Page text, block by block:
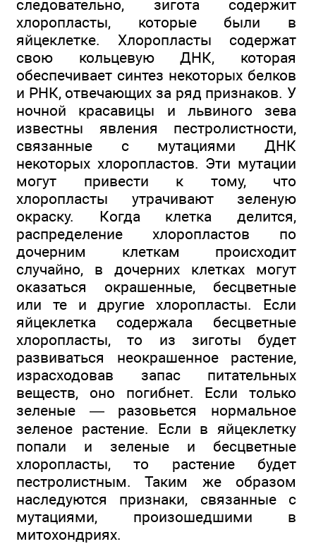
следовательно, зигота содержит
хлоропласты, которые были в
яйцеклетке. Хлоропласты содержат
свою кольцевую ДНК, которая
обеспечивает синтез некоторых белков
и РНК, отвечающих за ряд признаков. У
ночной красавицы и львиного зева
известны явления пестролистности,
связанные с мутациями ДНК
некоторых хлоропластов. Эти мутации
могут привести к тому, что
хлоропласты утрачивают зеленую
окраску. Когда клетка делится,
распределение хлоропластов по
дочерним клеткам происходит
случайно, в дочерних клетках могут
оказаться окрашенные, бесцветные
или те и другие хлоропласты. Если
яйцеклетка содержала бесцветные
хлоропласты, то из зиготы будет
развиваться неокрашенное растение,
израсходовав запас питательных
веществ, оно погибнет. Если только
зеленые — разовьется нормальное
зеленое растение. Если в яйцеклетку
попали и зеленые и бесцветные
хлоропласты, то растение будет
пестролистным. Таким же образом
наследуются признаки, связанные с
мутациями, произошедшими в
митохондриях.